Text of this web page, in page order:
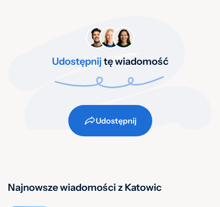
Udostępnij tę wiadomość
Udostępnij
Najnowsze wiadomości z Katowic